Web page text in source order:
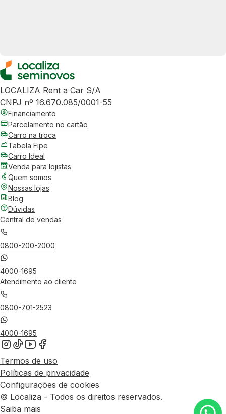
LOCALIZA Rent a Car S/A
CNPJ nº 16.670.085/0001-55
Financiamento
Parcelamento no cartão
Carro na troca
Tabela Fipe
Carro Ideal
Venda para lojistas
Quem somos
Nossas lojas
Blog
Dúvidas
Central de vendas
0800-200-2000
4000-1695
Atendimento ao cliente
0800-701-2523
4000-1695
Termos de uso
Políticas de privacidade
Configurações de cookies
© Localiza - Todos os direitos reservados.
Saiba mais